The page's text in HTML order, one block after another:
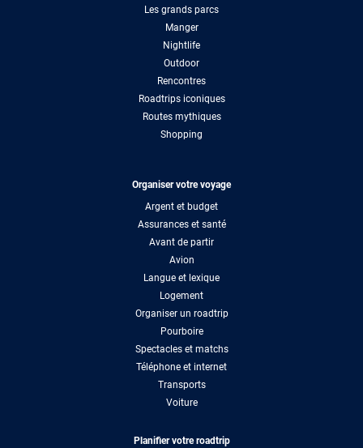
Les grands parcs
Manger
Nightlife
Outdoor
Rencontres
Roadtrips iconiques
Routes mythiques
Shopping
Organiser votre voyage
Argent et budget
Assurances et santé
Avant de partir
Avion
Langue et lexique
Logement
Organiser un roadtrip
Pourboire
Spectacles et matchs
Téléphone et internet
Transports
Voiture
Planifier votre roadtrip